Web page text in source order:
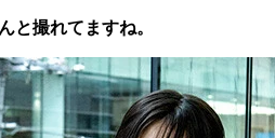
撮れてますね。